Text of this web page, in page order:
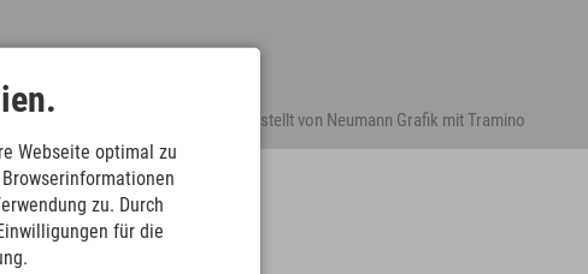
Erstellt von Neumann Grafik mitTramino
Webseite optimal zu
zu. Durch
für die